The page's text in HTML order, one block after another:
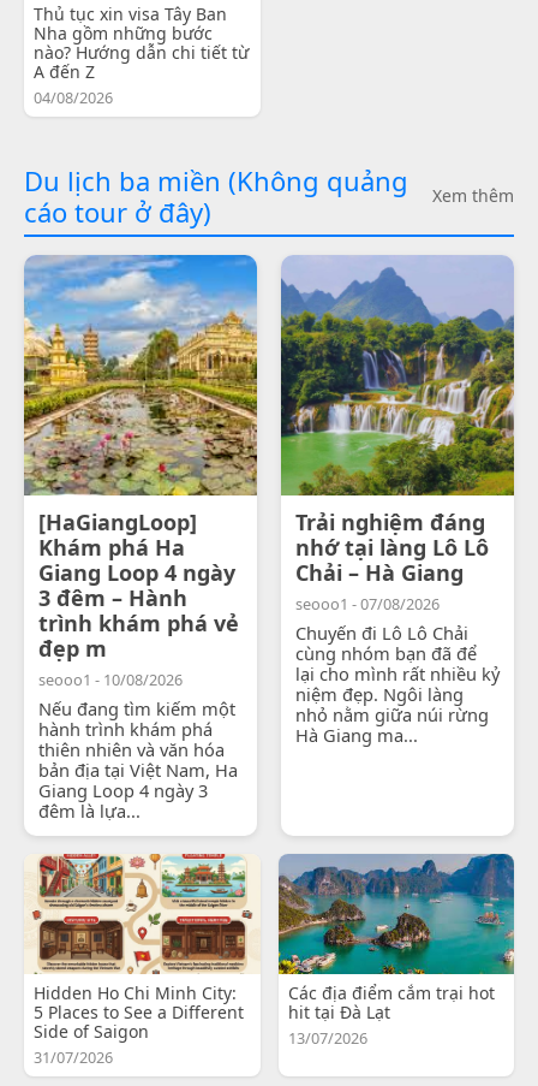
Thủ tục xin visa Tây Ban
Nha gồm những bước
nào? Hướng dẫn chi tiết từ
A đến Z
04/08/2026
Du lịch ba miền (Không quảng
cáo tour ở đây)
Xem thêm
[HaGiangLoop]
Khám phá Ha
Giang Loop 4 ngày
3 đêm – Hành
trình khám phá vẻ
đẹp m
seooo1 - 10/08/2026
Nếu đang tìm kiếm một
hành trình khám phá
thiên nhiên và văn hóa
bản địa tại Việt Nam, Ha
Giang Loop 4 ngày 3
đêm là lựa...
Trải nghiệm đáng
nhớ tại làng Lô Lô
Chải – Hà Giang
seooo1 - 07/08/2026
Chuyến đi Lô Lô Chải
cùng nhóm bạn đã để
lại cho mình rất nhiều kỷ
niệm đẹp. Ngôi làng
nhỏ nằm giữa núi rừng
Hà Giang ma...
Hidden Ho Chi Minh City:
5 Places to See a Different
Side of Saigon
31/07/2026
Các địa điểm cắm trại hot
hit tại Đà Lạt
13/07/2026